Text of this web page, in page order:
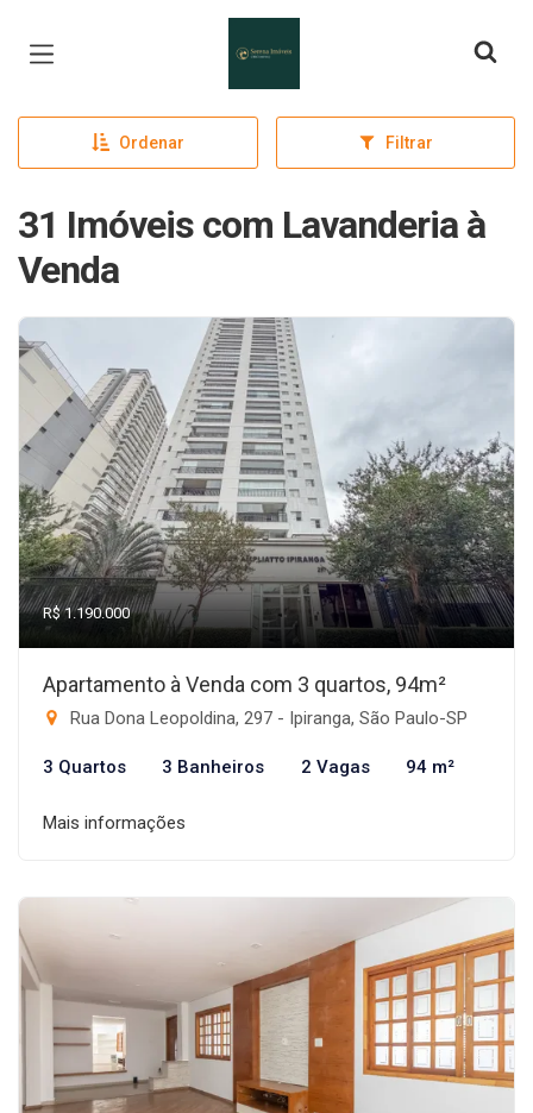
Ordenar Filtrar
31 Imóveis com Lavanderia à
Venda
R$ 1.190.000
Apartamento à Venda com 3 quartos, 94m²
Rua Dona Leopoldina, 297 - Ipiranga, São Paulo-SP
3 Quartos 3 Banheiros 2 Vagas 94 m²
Mais informações